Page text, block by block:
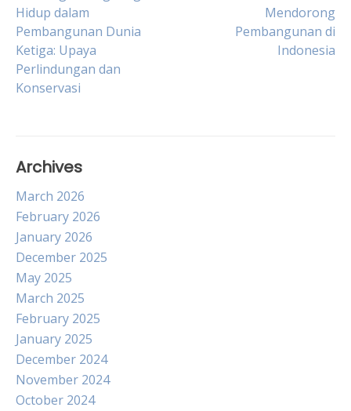
navigation
Hidup dalam
Pembangunan Dunia
Ketiga: Upaya
Perlindungan dan
Konservasi
Mendorong
Pembangunan di
Indonesia
Archives
March 2026
February 2026
January 2026
December 2025
May 2025
March 2025
February 2025
January 2025
December 2024
November 2024
October 2024